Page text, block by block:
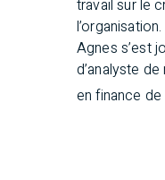
travail sur le
l’organisation.
Agnes s’est
d’analyste
en finance